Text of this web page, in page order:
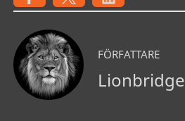
FÖRFATTARE
Lionbridge